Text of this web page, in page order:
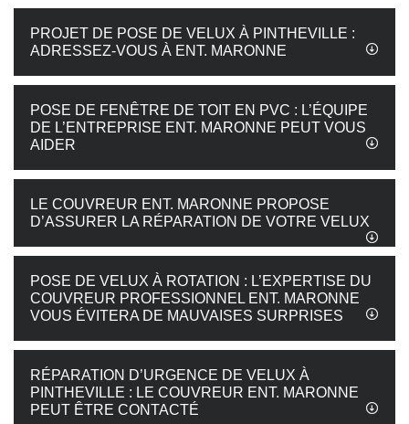
PROJET DE POSE DE VELUX À PINTHEVILLE :
ADRESSEZ-VOUS À ENT. MARONNE
POSE DE FENÊTRE DE TOIT EN PVC : L’ÉQUIPE
DE L’ENTREPRISE ENT. MARONNE PEUT VOUS
AIDER
LE COUVREUR ENT. MARONNE PROPOSE
D’ASSURER LA RÉPARATION DE VOTRE VELUX
POSE DE VELUX À ROTATION : L’EXPERTISE DU
COUVREUR PROFESSIONNEL ENT. MARONNE
VOUS ÉVITERA DE MAUVAISES SURPRISES
RÉPARATION D’URGENCE DE VELUX À
PINTHEVILLE : LE COUVREUR ENT. MARONNE
PEUT ÊTRE CONTACTÉ